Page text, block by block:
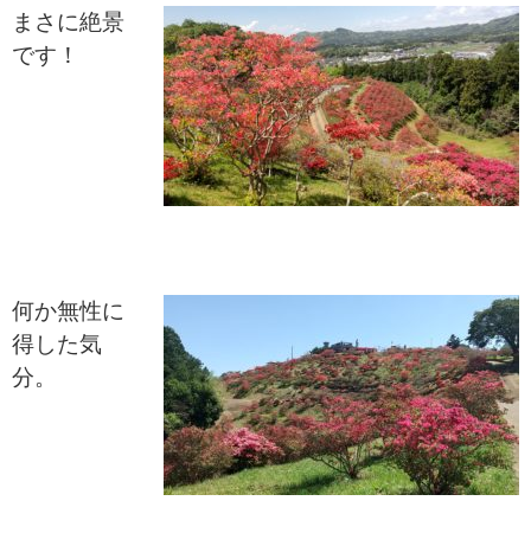
まさに絶景
です！
何か無性に
得した気
分。